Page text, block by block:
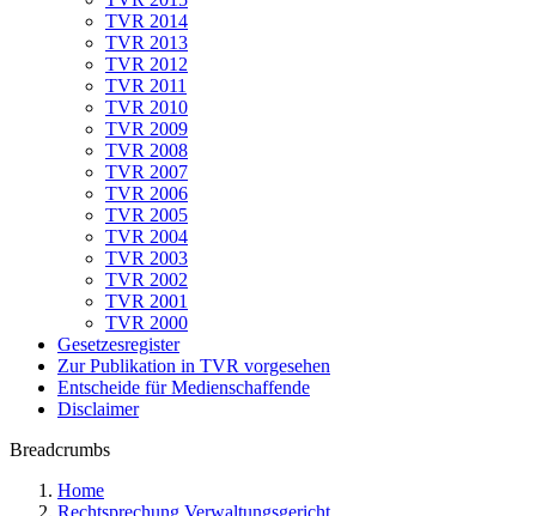
TVR 2014
TVR 2013
TVR 2012
TVR 2011
TVR 2010
TVR 2009
TVR 2008
TVR 2007
TVR 2006
TVR 2005
TVR 2004
TVR 2003
TVR 2002
TVR 2001
TVR 2000
Gesetzesregister
Zur Publikation in TVR vorgesehen
Entscheide für Medienschaffende
Disclaimer
Breadcrumbs
Home
Rechtsprechung Verwaltungsgericht